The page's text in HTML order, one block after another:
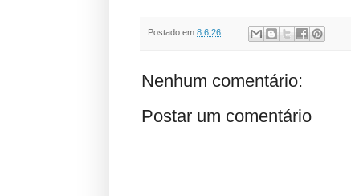
Postado em 8.6.26
Nenhum comentário:
Postar um comentário